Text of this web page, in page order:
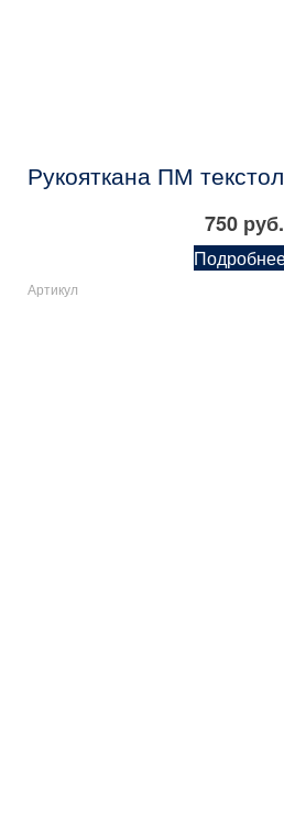
Рукояткана ПМ
750 руб.
Артикул